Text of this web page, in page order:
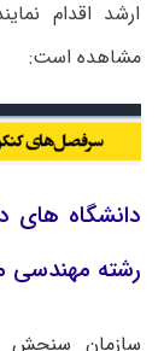
ارشد اقدام
مشاهده است:
دانشگاه های
رشته مهندسی
سازمان سنجش